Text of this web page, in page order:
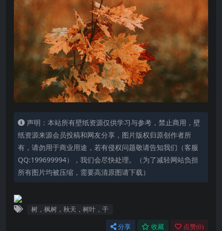
声明：本站所有壁纸资源仅供学习与参考，禁止商用，壁
纸资源来源会员投稿和网友分享，图片版权归原创作者所
有，请勿用于商业用途，若有侵权问题敬请告知我们（客服
QQ:199699994），我们会尽快处理。（为了减轻网站负担
所有图片均被压缩，需要高清原图请下载）
树，枫树，秋天，树叶，干
分享 收藏 点赞(0)